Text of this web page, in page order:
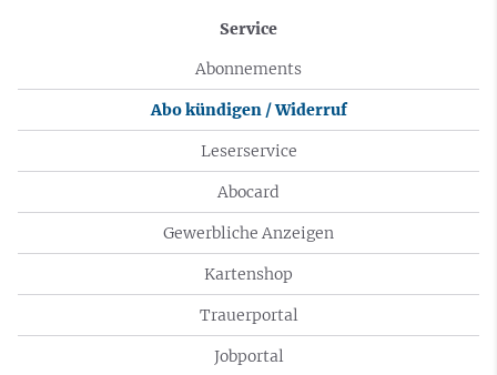
Service
Abonnements
Abo kündigen / Widerruf
Leserservice
Abocard
Gewerbliche Anzeigen
Kartenshop
Trauerportal
Jobportal